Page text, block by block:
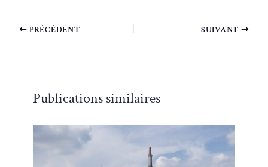
PRÉCÉDENT SUIVANT
Publications similaires